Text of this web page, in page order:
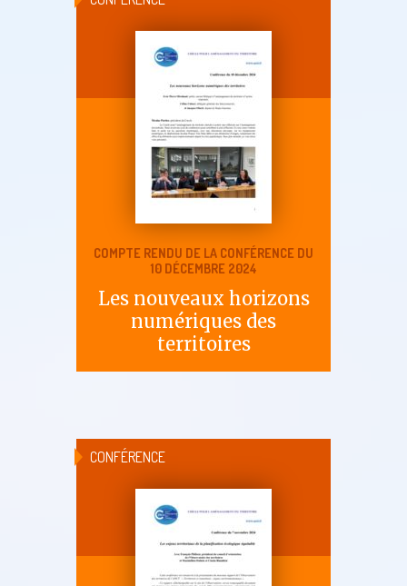
COMPTE RENDU DE LA CONFÉRENCE DU
10 DÉCEMBRE 2024
Les nouveaux horizons
numériques des
territoires
CONFÉRENCE